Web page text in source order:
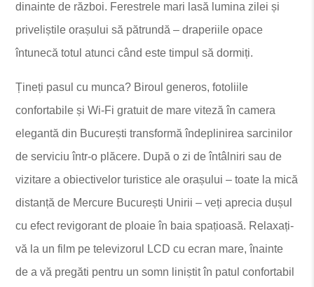
dinainte de război. Ferestrele mari lasă lumina zilei și
priveliștile orașului să pătrundă – draperiile opace
întunecă totul atunci când este timpul să dormiți.
Țineți pasul cu munca? Biroul generos, fotoliile
confortabile și Wi-Fi gratuit de mare viteză în camera
elegantă din București transformă îndeplinirea sarcinilor
de serviciu într-o plăcere. După o zi de întâlniri sau de
vizitare a obiectivelor turistice ale orașului – toate la mică
distanță de Mercure București Unirii – veți aprecia dușul
cu efect revigorant de ploaie în baia spațioasă. Relaxați-
vă la un film pe televizorul LCD cu ecran mare, înainte
de a vă pregăti pentru un somn liniștit în patul confortabil